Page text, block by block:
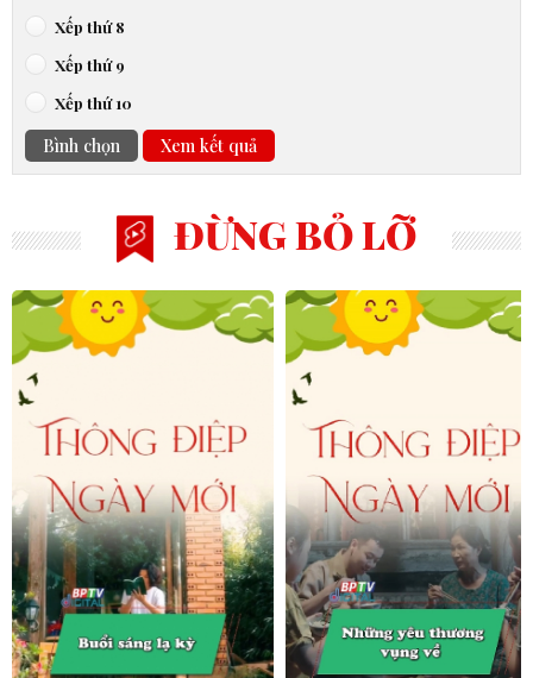
Xếp thứ 8
Xếp thứ 9
Xếp thứ 10
Bình chọn Xem kết quả
ĐỪNG BỎ LỠ